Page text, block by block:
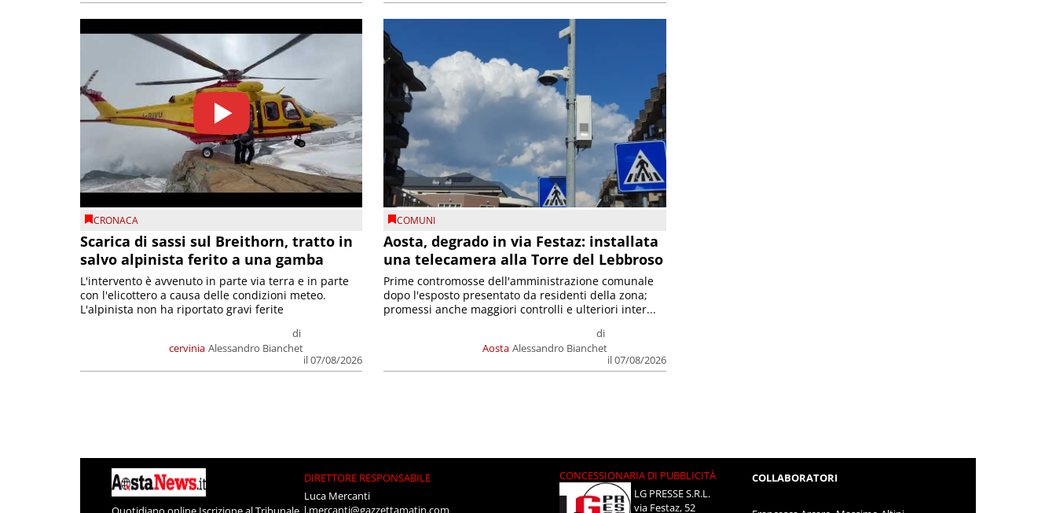
CRONACA
Scarica di sassi sul Breithorn, tratto in
salvo alpinista ferito a una gamba
cervinia
di
Alessandro Bianchet
il 07/08/2026
L'intervento è avvenuto in parte via terra e in parte
con l'elicottero a causa delle condizioni meteo.
L'alpinista non ha riportato gravi ferite
COMUNI
Aosta, degrado in via Festaz: installata
una telecamera alla Torre del Lebbroso
Aosta
di
Alessandro Bianchet
il 07/08/2026
Prime contromosse dell'amministrazione comunale
dopo l'esposto presentato da residenti della zona;
promessi anche maggiori controlli e ulteriori inter...
DIRETTORE RESPONSABILE
Luca Mercanti
l.mercanti@gazzettamatin.com
CONCESSIONARIA DI PUBBLICITÀ
LG PRESSE S.R.L.
via Festaz, 52
COLLABORATORI